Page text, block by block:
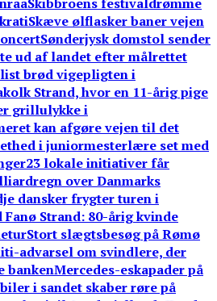
Skæve ølflasker baner vejen
Sønderjysk domstol sender
ud af landet efter målrettet
brød vigepligten i
Strand, hvor en 11-årig pige
grillulykke i
kan afgøre vejen til det
i juniormesterlære set med
23 lokale initiativer får
over Danmarks
dansker frygter turen i
Fanø Strand: 80-årig kvinde
Stort slægtsbesøg på Rømø
advarsel om svindlere, der
bankenMercedes-eskapader på
i sandet skaber røre på